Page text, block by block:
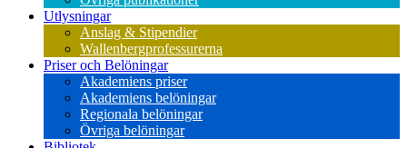
Utlysningar
Anslag & Stipendier
Wallenbergprofessurerna
Priser och Belöningar
Akademiens priser
Akademiens belöningar
Regionala belöningar
Övriga belöningar